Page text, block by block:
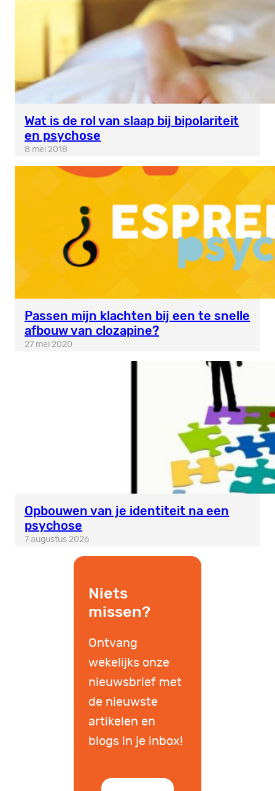
Wat is de rol van slaap bij bipolariteit
en psychose
8 mei 2018
Passen mijn klachten bij een te snelle
afbouw van clozapine?
27 mei 2020
Opbouwen van je identiteit na een
psychose
7 augustus 2026
Niets
missen?
Ontvang
wekelijks onze
nieuwsbrief met
de nieuwste
artikelen en
blogs in je inbox!